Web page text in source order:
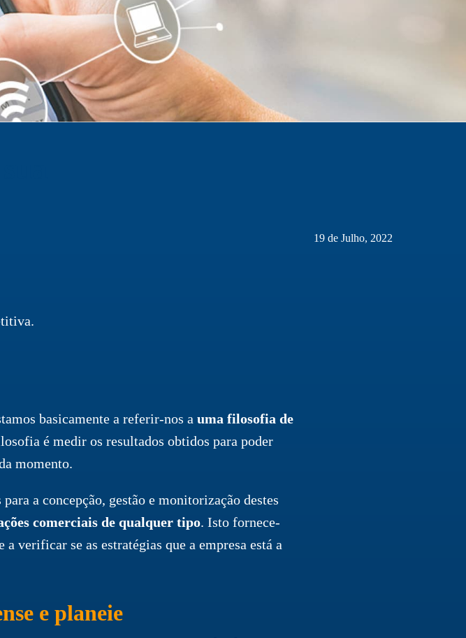
19 de Julho, 2022
basicamente a referir-nos a uma filosofia de
é medir os resultados obtidos para poder
momento.
a concepção, gestão e monitorização destes
comerciais de qualquer tipo. Isto fornece-
verificar se as estratégias que a empresa está a
e planeie